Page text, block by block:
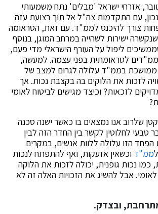
אזרחי ישראל 'מבלים' נתח משמעותי
עם התקדמות צה"ל אל תוך רצועת עזה
צורך להיכנס לממ"ד. עם זאת, הטראומה
ישירות לשהייה במרחב המוגן, בנוסף
ליפול על העורף הישראלי מדי פעם,
לטראומתית בפני עצמה. למעשה,
ממושכת בממ"ד עלולה לגרום למצב של
לזכות את הלוקים בה בקצבת נכות. אך
לזכאות? וכיצד מגישים לביטוח לאומי
שלרוב אנו נמצאים בו כאשר ישנה סכנה
טבעי לחלוטין לקשר בין החדר הזה לבין
הזו עלולה ללוות אנשים, במקרים
ממ"ד וכשאין אזעקות, ואף להתפתח לנכות
כמו נכות גופנית, יכולה לזכות את הלוקה
לאומי. אבל להשיג את הזכויות האלה זה לא
ובצדק.